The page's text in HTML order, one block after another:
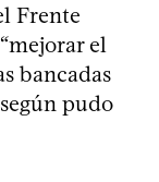
Frente
el
bancadas
pudo